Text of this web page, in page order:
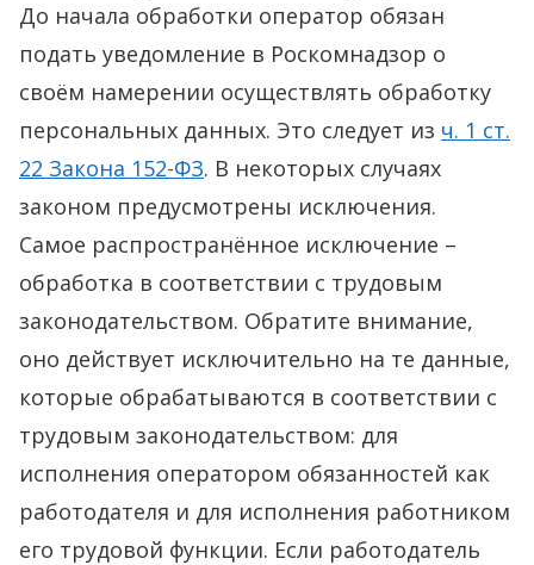
До начала обработки оператор обязан
подать уведомление в Роскомнадзор о
своём намерении осуществлять обработку
персональных данных. Это следует из ч. 1 ст.
22 Закона 152-ФЗ. В некоторых случаях
законом предусмотрены исключения.
Самое распространённое исключение –
обработка в соответствии с трудовым
законодательством. Обратите внимание,
оно действует исключительно на те данные,
которые обрабатываются в соответствии с
трудовым законодательством: для
исполнения оператором обязанностей как
работодателя и для исполнения работником
его трудовой функции. Если работодатель